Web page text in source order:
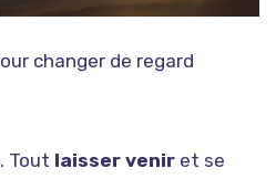
changer de regard
. Tout laisser venir et se